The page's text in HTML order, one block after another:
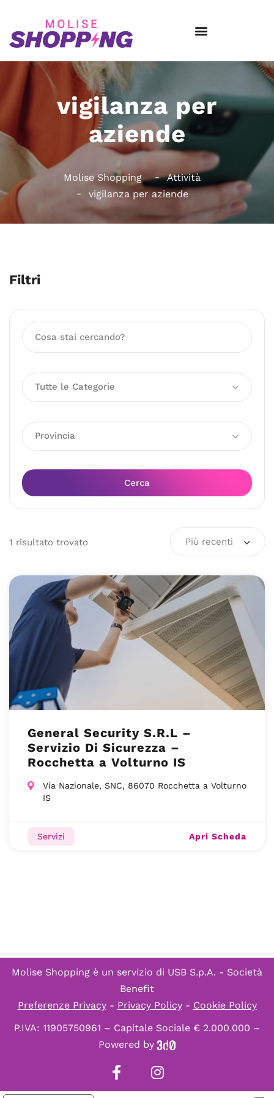
vigilanza per
aziende
Molise Shopping
Attività
vigilanza per aziende
Filtri
Tutte le Categorie
Provincia
Cerca
1 risultato trovato Più recenti
General Security S.R.L –
Servizio Di Sicurezza –
Rocchetta a Volturno IS
Via Nazionale, SNC, 86070 Rocchetta a Volturno
IS
Servizi Apri Scheda
Molise Shopping è un servizio di USB S.p.A. - Società
Benefit
Preferenze Privacy- Privacy Policy- Cookie Policy
P.IVA: 11905750961 – Capitale Sociale € 2.000.000 –
Powered by